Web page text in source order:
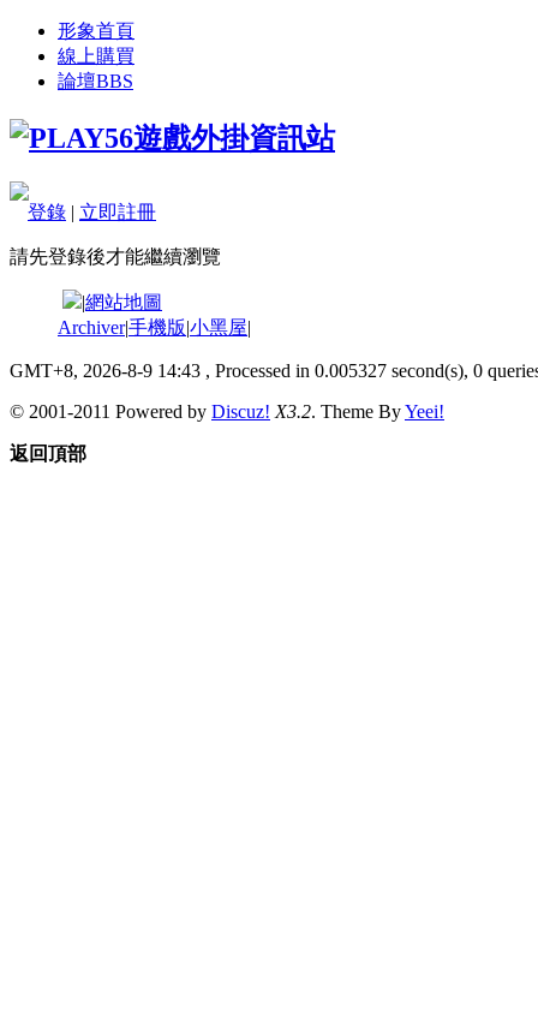
形象首頁
線上購買
論壇BBS
登錄 | 立即註冊
請先登錄後才能繼續瀏覽
|網站地圖
Archiver|手機版|小黑屋|
GMT+8, 2026-8-9 14:43 , Processed in 0.005327 second(s), 0
© 2001-2011 Powered by Discuz! X3.2. Theme ByYeei!
返回頂部